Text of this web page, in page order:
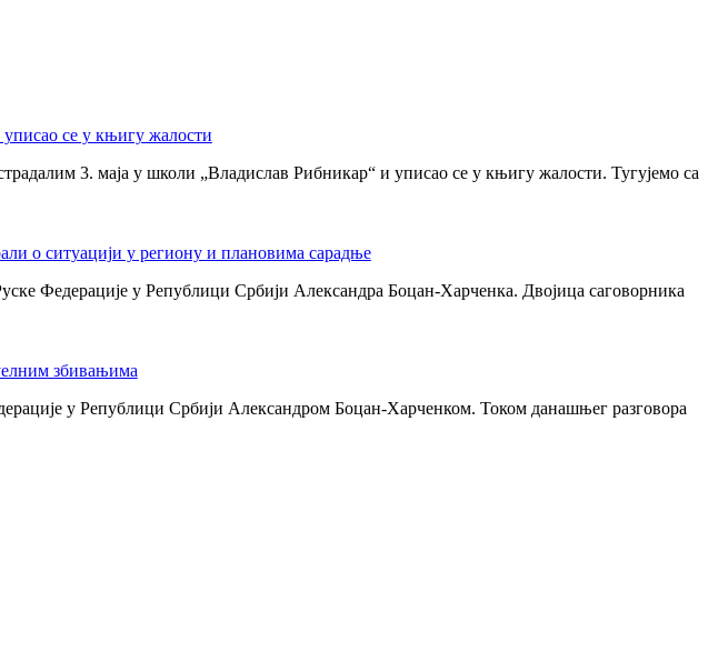
се у књигу жалости
3. маја у школи „Владислав Рибникар“ и уписао се у књигу жалости. Тугујемо са
о ситуацији у региону и плановима сарадње
Федерације у Републици Србији Александра Боцан-Харченка. Двојица саговорника
збивањима
у Републици Србији Александром Боцан-Харченком. Током данашњег разговора